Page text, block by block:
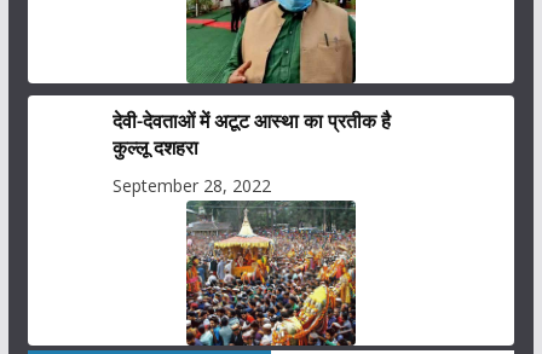
देवी-देवताओं में अटूट आस्था का प्रतीक है
कुल्लू दशहरा
September 28, 2022